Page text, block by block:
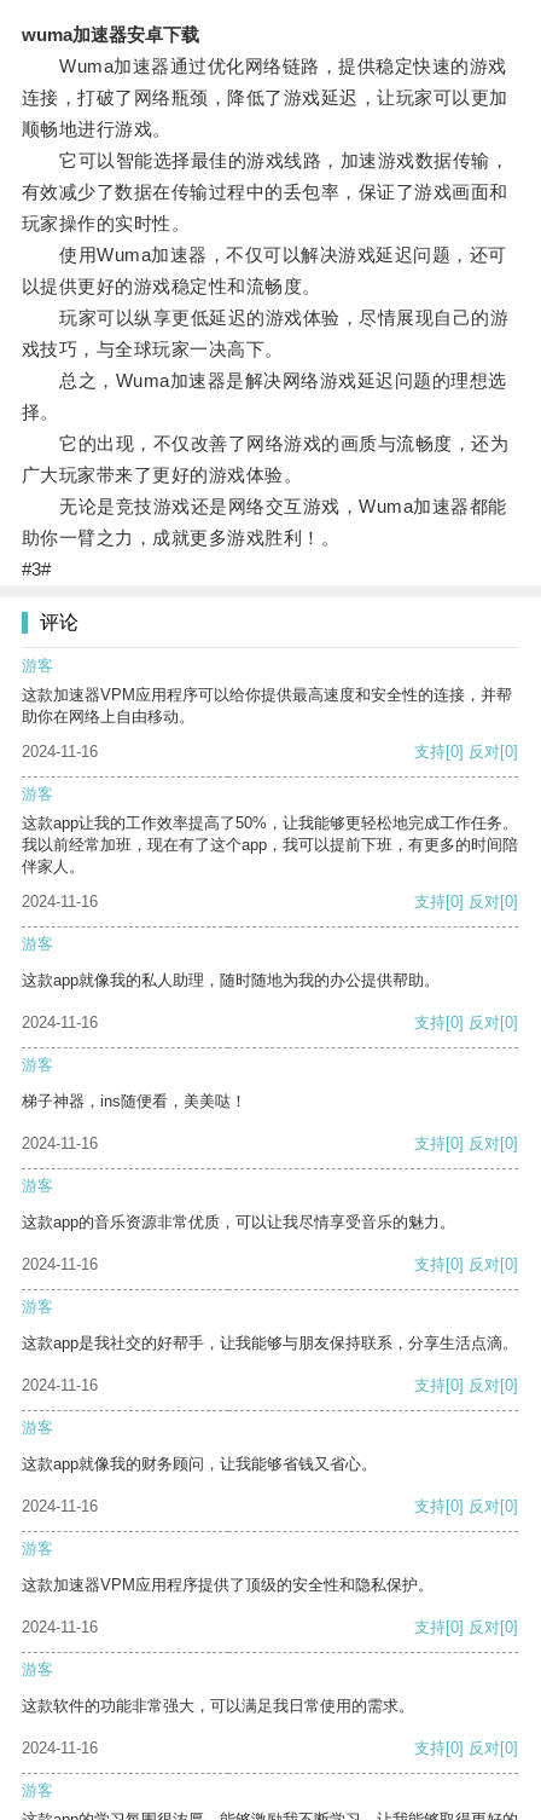
wuma加速器安卓下载
Wuma加速器通过优化网络链路，提供稳定快速的游戏
连接，打破了网络瓶颈，降低了游戏延迟，让玩家可以更加
顺畅地进行游戏。
它可以智能选择最佳的游戏线路，加速游戏数据传输，
有效减少了数据在传输过程中的丢包率，保证了游戏画面和
玩家操作的实时性。
使用Wuma加速器，不仅可以解决游戏延迟问题，还可
以提供更好的游戏稳定性和流畅度。
玩家可以纵享更低延迟的游戏体验，尽情展现自己的游
戏技巧，与全球玩家一决高下。
总之，Wuma加速器是解决网络游戏延迟问题的理想选
择。
它的出现，不仅改善了网络游戏的画质与流畅度，还为
广大玩家带来了更好的游戏体验。
无论是竞技游戏还是网络交互游戏，Wuma加速器都能
助你一臂之力，成就更多游戏胜利！。
#3#
评论
游客
这款加速器VPM应用程序可以给你提供最高速度和安全性的连接，并帮
助你在网络上自由移动。
2024-11-16
支持[0] 反对[0]
游客
这款app让我的工作效率提高了50%，让我能够更轻松地完成工作任务。
我以前经常加班，现在有了这个app，我可以提前下班，有更多的时间陪
伴家人。
2024-11-16
支持[0] 反对[0]
游客
这款app就像我的私人助理，随时随地为我的办公提供帮助。
2024-11-16 支持[0] 反对[0]
游客
梯子神器，ins随便看，美美哒！
2024-11-16 支持[0] 反对[0]
游客
这款app的音乐资源非常优质，可以让我尽情享受音乐的魅力。
2024-11-16 支持[0] 反对[0]
游客
这款app是我社交的好帮手，让我能够与朋友保持联系，分享生活点滴。
2024-11-16 支持[0] 反对[0]
游客
这款app就像我的财务顾问，让我能够省钱又省心。
2024-11-16 支持[0] 反对[0]
游客
这款加速器VPM应用程序提供了顶级的安全性和隐私保护。
2024-11-16 支持[0] 反对[0]
游客
这款软件的功能非常强大，可以满足我日常使用的需求。
2024-11-16 支持[0] 反对[0]
游客